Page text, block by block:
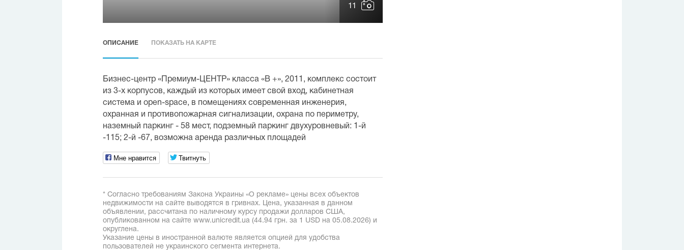
11
ОПИСАНИЕ ПОКАЗАТЬ НА КАРТЕ
Бизнес-центр «Премиум-ЦЕНТР» класса «В +», 2011, комплекс состоит
из 3-х корпусов, каждый из которых имеет свой вход, кабинетная
система и open-space, в помещениях современная инженерия,
охранная и противопожарная сигнализации, охрана по периметру,
наземный паркинг - 58 мест, подземный паркинг двухуровневый: 1-й
-115; 2-й -67, возможна аренда различных площадей
Мне нравится Твитнуть
* Согласно требованиям Закона Украины «О рекламе» цены всех объектов
недвижимости на сайте выводятся в гривнах. Цена, указанная в данном
объявлении, рассчитана по наличному курсу продажи долларов США,
опубликованном на сайте www.unicredit.ua (44.94 грн. за 1 USD на 05.08.2026) и
округлена.
Указание цены в иностранной валюте является опцией для удобства
пользователей не украинского сегмента интернета.